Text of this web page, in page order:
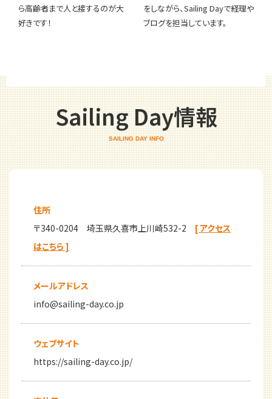
ら高齢者まで人と接するのが大
好きです！
をしながら、Sailing Dayで経理や
ブログを担当しています。
Sailing Day情報
SAILING DAY INFO
住所
〒340-0204 埼玉県久喜市上川崎532-2 [ アクセス
はこちら ]
メールアドレス
info@sailing-day.co.jp
ウェブサイト
https://sailing-day.co.jp/